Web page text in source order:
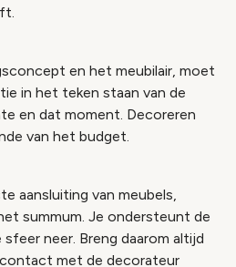
en het meubilair, moet
in het teken staan van de
en dat moment. Decoreren
van het budget.
aansluiting van meubels,
summum. Je ondersteunt de
neer. Breng daarom altijd
met de decorateur